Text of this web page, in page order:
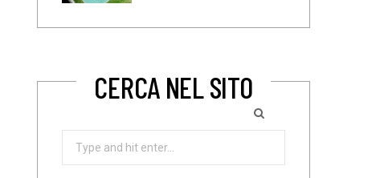
CERCA NEL SITO
Search